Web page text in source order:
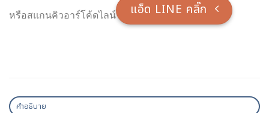
หรือสแกนคิวอาร์โค้ดไลน์ แอ็ด LINE คลิ๊ก
คำอธิบาย